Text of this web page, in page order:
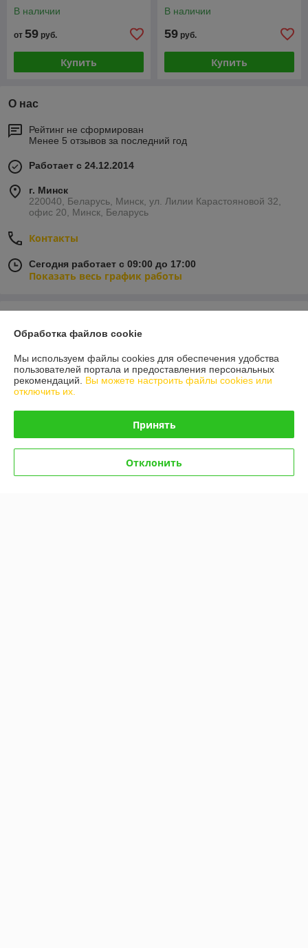
В наличии
от 59 руб.
Купить
В наличии
59 руб.
Купить
О нас
Рейтинг не сформирован
Менее 5 отзывов за последний год
Работает с 24.12.2014
г. Минск
220040, Беларусь, Минск, ул. Лилии Карастояновой 32,
офис 20, Минск, Беларусь
Контакты
Сегодня работает с 09:00 до 17:00
Показать весь график работы
06.05.2020
Покупатель
Отлично сработали! Товар был в наличии на складе и главное
оперативно сработали !!!Спасибо техника не стояла и дня)
27.02.2020
Руслан
Обработка файлов cookie
Мы используем файлы cookies для обеспечения удобства
пользователей портала и предоставления персональных
рекомендаций. Вы можете настроить файлы cookies или
отключить их.
Принять
Отклонить